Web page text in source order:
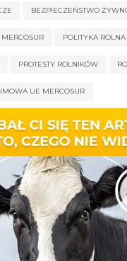
BEZPIECZEŃSTWO
MERCOSUR POLITYKA
PROTESTY ROLNIKÓW
UE MERCOSUR